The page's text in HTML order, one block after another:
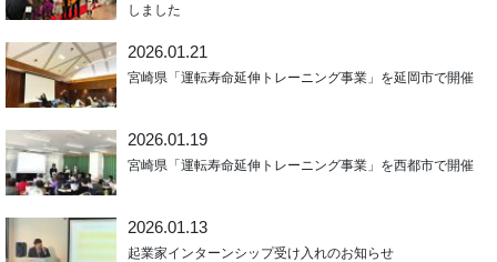
しました
2026.01.21
宮崎県「運転寿命延伸トレーニング事業」を延岡市で開催
2026.01.19
宮崎県「運転寿命延伸トレーニング事業」を西都市で開催
2026.01.13
起業家インターンシップ受け入れのお知らせ